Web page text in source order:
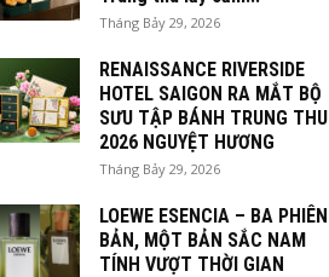
Tháng Bảy 29, 2026
RENAISSANCE RIVERSIDE
HOTEL SAIGON RA MẮT BỘ
SƯU TẬP BÁNH TRUNG THU
2026 NGUYỆT HƯƠNG
Tháng Bảy 29, 2026
LOEWE ESENCIA – BA PHIÊN
BẢN, MỘT BẢN SẮC NAM
TÍNH VƯỢT THỜI GIAN